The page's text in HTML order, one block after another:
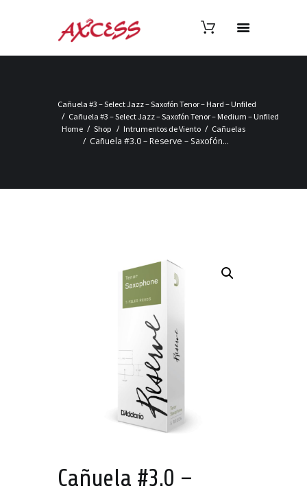
Cañuela #3 – Select Jazz – Saxofón Tenor – Hard – Unfiled
Cañuela #3 – Select Jazz – Saxofón Tenor – Medium – Unfiled
Home
Shop Intrumentos de Viento Cañuelas
Cañuela #3.0 – Reserve – Saxofón...
Cañuela #3.0 –